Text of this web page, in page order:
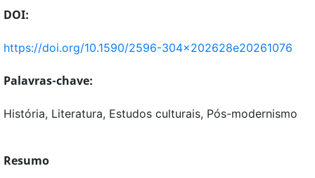
DOI:
https://doi.org/10.1590/2596-304x202628e20261076
Palavras-chave:
História, Literatura, Estudos culturais, Pós-modernismo
Resumo